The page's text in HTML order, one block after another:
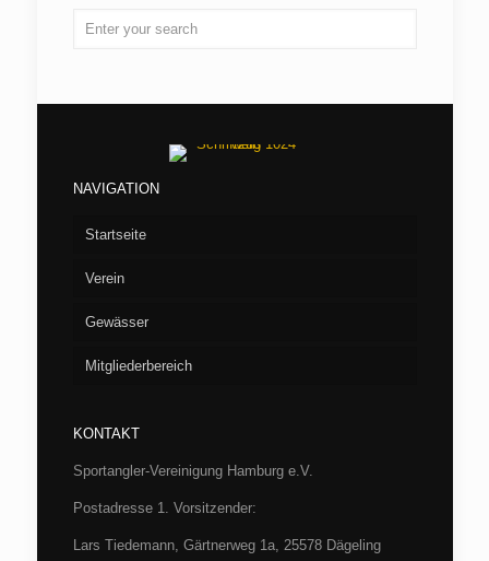
NAVIGATION
Startseite
Verein
Vorstand
Aufnahme
Fischereibestimmungen und Gewässerordnung
Gewässer
Seen
Drüsensee
Trave bei Herrenmühle
Schleswig-Holstein
Mitgliederbereich
Protokolle
SAV-Termine 2026
KONTAKT
Sportangler-Vereinigung Hamburg e.V.
Postadresse 1. Vorsitzender:
Lars Tiedemann, Gärtnerweg 1a, 25578 Dägeling